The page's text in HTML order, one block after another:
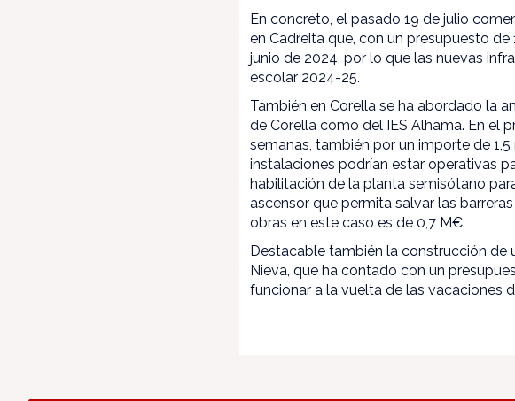
En concreto, el pasado 19 de julio
en Cadreita que, con un presupuesto
junio de 2024, por lo que las nuevas
escolar 2024-25.
También en Corella se ha abordado la
de Corella como del IES Alhama. En el
semanas, también por un importe de
instalaciones podrían estar operativas
habilitación de la planta semisótano
ascensor que permita salvar las
obras en este caso es de 0,7 M€.
Destacable también la construcción de
Nieva, que ha contado con un
funcionar a la vuelta de las vacaciones